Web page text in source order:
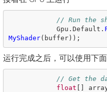
// Run the
Gpu . Default .
MyShader( buffer));
运行完成之后，可以使用下
// Get the
float []